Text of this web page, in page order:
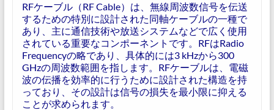
RFケーブル（RF Cable）は、無線周波数信号を伝送
するための特別に設計された同軸ケーブルの一種で
あり、主に通信技術や放送システムなどで広く使用
されている重要なコンポーネントです。RFはRadio
Frequencyの略であり、具体的には3 kHzから300
GHzの周波数範囲を指します。RFケーブルは、電磁
波の伝播を効率的に行うために設計された構造を持
っており、その設計は信号の損失を最小限に抑える
ことが求められます。